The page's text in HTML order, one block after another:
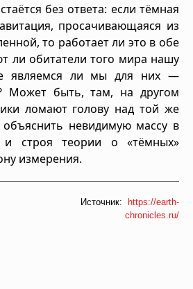
без ответа: если тёмная
просачивающаяся из
то работает ли это в обе
ли обитатели того мира нашу
являемся ли мы для них —
Может быть, там, на другом
ломают голову над той же
объяснить невидимую массу в
и строя теории о «тёмных»
измерения.
Источник: https://earth-
chronicles.ru/